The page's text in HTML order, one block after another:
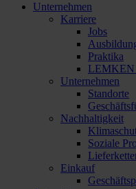
Unternehmen
Karriere
Jobs
Praktika
LEMKEN
Unternehmen
Standorte
Nachhaltigkeit
Soziale
Einkauf